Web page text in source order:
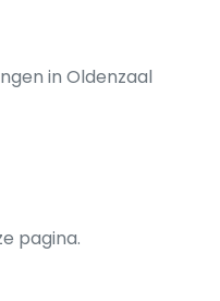
in Oldenzaal
pagina.